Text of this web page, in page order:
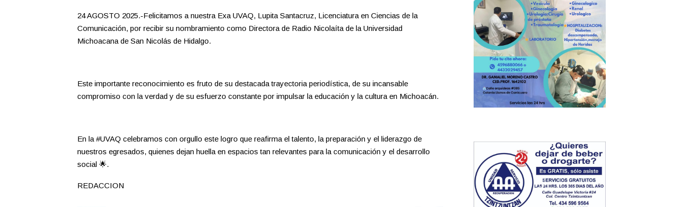
24 AGOSTO 2025.-Felicitamos a nuestra Exa UVAQ, Lupita Santacruz, Licenciatura en Ciencias de la
Comunicación, por recibir su nombramiento como Directora de Radio Nicolaíta de la Universidad
Michoacana de San Nicolás de Hidalgo.
Este importante reconocimiento es fruto de su destacada trayectoria periodística, de su incansable
compromiso con la verdad y de su esfuerzo constante por impulsar la educación y la cultura en Michoacán.
En la #UVAQ celebramos con orgullo este logro que reafirma el talento, la preparación y el liderazgo de
nuestros egresados, quienes dejan huella en espacios tan relevantes para la comunicación y el desarrollo
social 🌟.
REDACCION